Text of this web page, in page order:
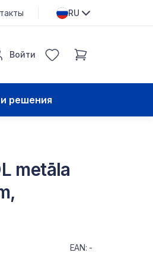
RU
Войти
решения
metāla
EAN: -